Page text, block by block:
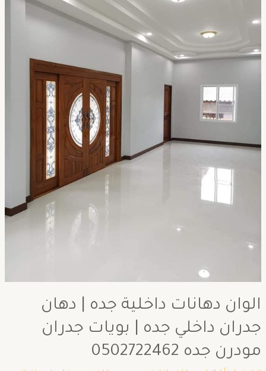
الوان دهانات داخلية جده | دهان
جدران داخلي جده | بويات جدران
مودرن جده 0502722462